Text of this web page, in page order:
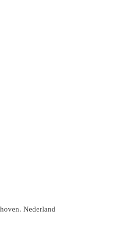
Nederland